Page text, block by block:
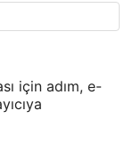
için adım, e-